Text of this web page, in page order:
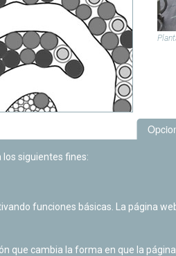
siguientes fines:
funciones básicas. La página
que cambia la forma en que la